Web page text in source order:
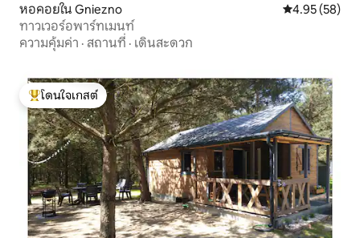
หอคอยใน Gniezno คะแนนเฉลี่ย
4.95 (58)
ทาวเวอร์อพาร์ทเมนท์
ความคุ้มค่า · สถานที่ · เดินสะดวก
โดนใจเกสต์ที่สุด
โดนใจเกสต์